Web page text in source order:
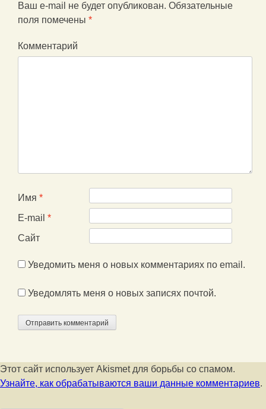
Ваш e-mail не будет опубликован. Обязательные
поля помечены *
Комментарий
Имя *
E-mail *
Сайт
Уведомить меня о новых комментариях по email.
Уведомлять меня о новых записях почтой.
Этот сайт использует Akismet для борьбы со спамом.
Узнайте, как обрабатываются ваши данные комментариев.